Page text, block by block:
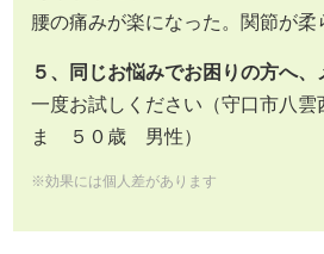
腰の痛みが楽になった。関節が柔
５、同じお悩みでお困りの方へ、
一度お試しください（守口市八
ま ５０歳 男性）
※効果には個人差があります